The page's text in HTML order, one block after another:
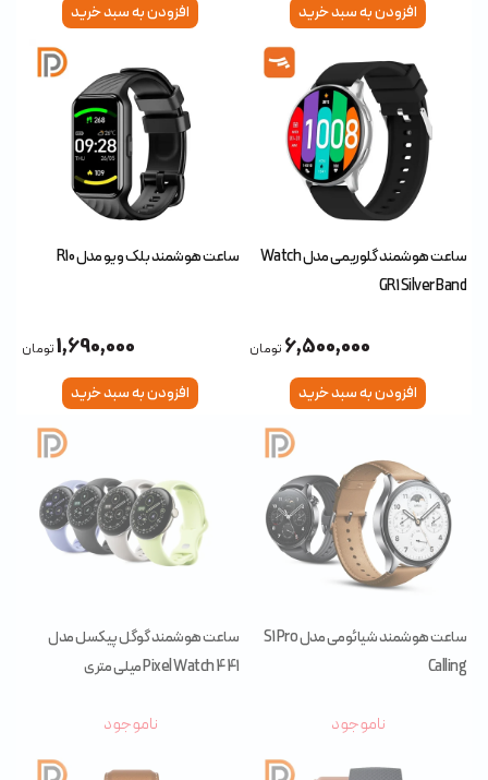
افزودن به سبد خرید افزودن به سبد خرید
ساعت هوشمند گلوریمی مدل Watch
GR1 Silver Band
6,500,000 تومان
افزودن به سبد خرید
ساعت هوشمند بلک ویو مدل R10
1,690,000تومان
افزودن به سبد خرید
ساعت هوشمند شیائومی مدل S1 Pro
Calling
ناموجود
ساعت هوشمند گوگل پیکسل مدل
Pixel Watch 4 41 میلی متری
ناموجود